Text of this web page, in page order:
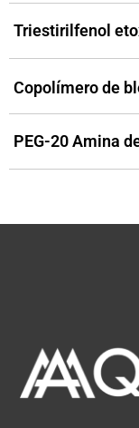
Triestirilfenol
Copolímero de
PEG-20 Amina